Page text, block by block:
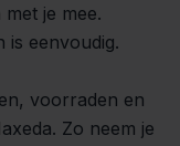
je mee.
is eenvoudig.
voorraden en
Zo neem je